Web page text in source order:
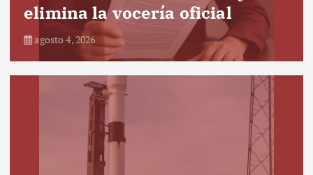
elimina la vocería oficial
agosto 4, 2026